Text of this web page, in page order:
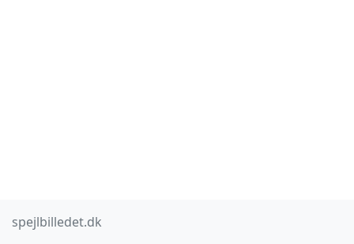
spejlbilledet.dk